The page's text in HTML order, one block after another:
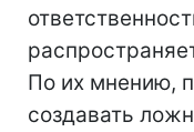
По их мнению,
создавать